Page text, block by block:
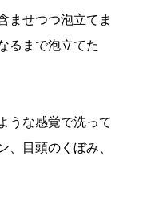
ませつつ泡立てま
るまで泡立てた
うな感覚で洗って
、目頭のくぼみ、